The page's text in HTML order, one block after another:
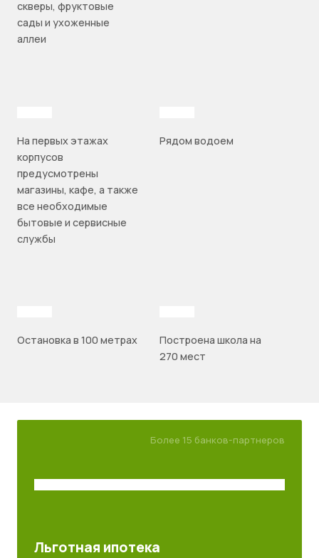
скверы, фруктовые
сады и ухоженные
аллеи
На первых этажах
корпусов
предусмотрены
магазины, кафе, а также
все необходимые
бытовые и сервисные
службы
Рядом водоем
Остановка в 100 метрах
Построена школа на
270 мест
Более 15 банков-партнеров
Льготная ипотека